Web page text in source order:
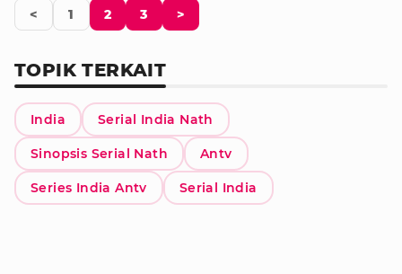
< 1 2 3 >
TOPIK TERKAIT
India Serial India Nath
Sinopsis Serial Nath Antv
Series India Antv Serial India